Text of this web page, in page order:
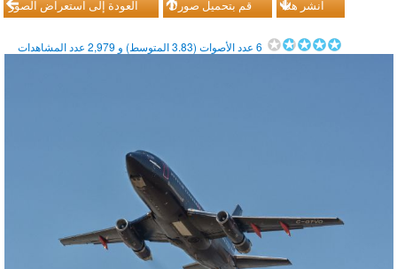
العودة إلى استعراض الصور قم بتحميل صورك انشر هذا
6عدد الأصوات (3.83المتوسط) و 2,979عدد المشاهدات